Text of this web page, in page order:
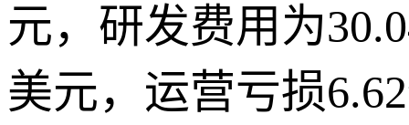
元，研发费用为
美元，运营亏损